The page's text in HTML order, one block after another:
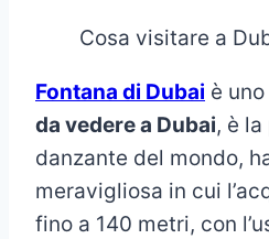
Cosa visitare a
Fontana di Dubai è
da vedere a Dubai, è
danzante del mondo,
meravigliosa in cui
fino a 140 metri, con